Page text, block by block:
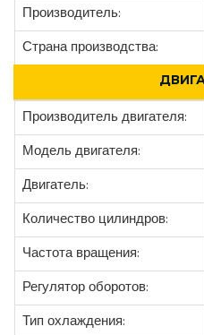
Производитель:
Страна производства:
Производитель двигателя:
Модель двигателя:
Двигатель:
Количество цилиндров:
Частота вращения:
Регулятор оборотов:
Тип охлаждения: